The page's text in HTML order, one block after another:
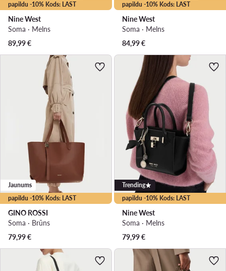
papildu -10% Kods: LAST
Nine West
Soma · Melns
89,99€
papildu -10% Kods: LAST
Nine West
Soma · Melns
84,99€
papildu -10% Kods: LAST
Jaunums
GINO ROSSI
Soma · Brūns
79,99€
papildu -10% Kods: LAST
Trending
Nine West
Soma · Melns
79,99€